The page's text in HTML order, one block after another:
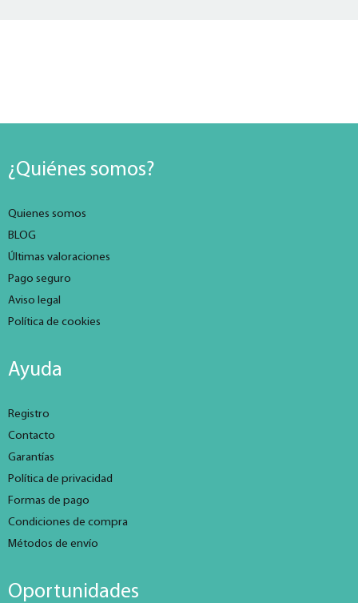
¿Quiénes somos?
Quienes somos
BLOG
Últimas valoraciones
Pago seguro
Aviso legal
Política de cookies
Ayuda
Registro
Contacto
Garantías
Política de privacidad
Formas de pago
Condiciones de compra
Métodos de envío
Oportunidades